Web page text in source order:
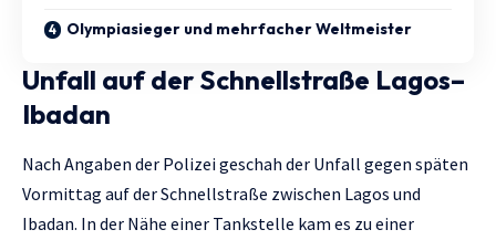
Olympiasieger und mehrfacher Weltmeister
Unfall auf der Schnellstraße Lagos–
Ibadan
Nach Angaben der Polizei geschah der Unfall gegen späten
Vormittag auf der Schnellstraße zwischen Lagos und
Ibadan. In der Nähe einer Tankstelle kam es zu einer